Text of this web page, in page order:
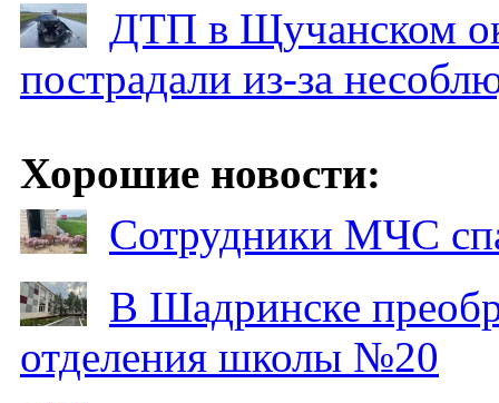
ДТП в Щучанском
пострадали из-за
Хорошие новости:
Сотрудники МЧС
В Шадринске
отделения школы №20